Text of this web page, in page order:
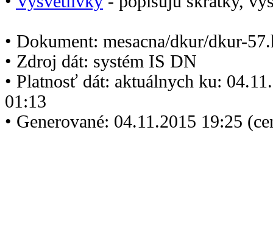
• Dokument: mesacna/dkur/dkur-
• Zdroj dát: systém IS DN
• Platnosť dát: aktuálnych ku:
01:13
• Generované: 04.11.2015 19:25